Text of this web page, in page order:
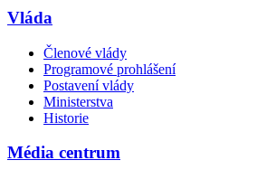
Vláda
Členové vlády
Programové prohlášení
Postavení vlády
Ministerstva
Historie
Média centrum